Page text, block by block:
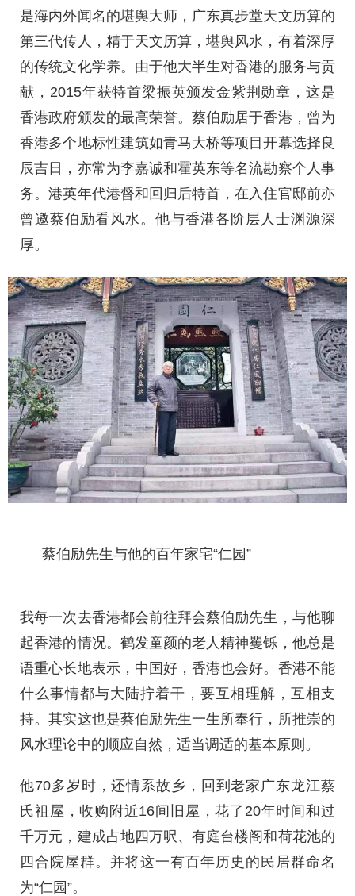
是海内外闻名的堪舆大师，广东真步堂天文历算的
第三代传人，精于天文历算，堪舆风水，有着深厚
的传统文化学养。由于他大半生对香港的服务与贡
献，2015年获特首梁振英颁发金紫荆勋章，这是
香港政府颁发的最高荣誉。蔡伯励居于香港，曾为
香港多个地标性建筑如青马大桥等项目开幕选择良
辰吉日，亦常为李嘉诚和霍英东等名流勘察个人事
务。港英年代港督和回归后特首，在入住官邸前亦
曾邀蔡伯励看风水。他与香港各阶层人士渊源深
厚。
蔡伯励先生与他的百年家宅“仁园”
我每一次去香港都会前往拜会蔡伯励先生，与他聊
起香港的情况。鹤发童颜的老人精神矍铄，他总是
语重心长地表示，中国好，香港也会好。香港不能
什么事情都与大陆拧着干，要互相理解，互相支
持。其实这也是蔡伯励先生一生所奉行，所推崇的
风水理论中的顺应自然，适当调适的基本原则。
他70多岁时，还情系故乡，回到老家广东龙江蔡
氏祖屋，收购附近16间旧屋，花了20年时间和过
千万元，建成占地四万呎、有庭台楼阁和荷花池的
四合院屋群。并将这一有百年历史的民居群命名
为“仁园”。